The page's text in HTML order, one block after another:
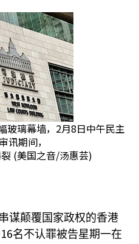
玻璃幕墙，2月8日中午民主
讯期间，
(美国之音/汤惠芸)
谋颠覆国家政权的香港
16名不认罪被告星期一在